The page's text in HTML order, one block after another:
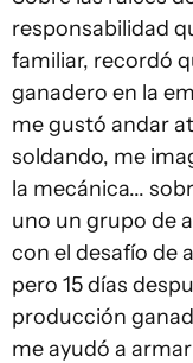
responsabilidad
familiar, recordó
ganadero en la
me gustó andar
soldando, me
la mecánica...
uno un grupo de
con el desafío de
pero 15 días
producción
me ayudó a